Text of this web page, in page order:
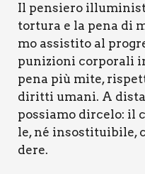
Il pen­sie­ro
tor­tu­ra e la pena di
mo assi­sti­to al
puni­zio­ni cor­po­ra­li
pena più mite,
dirit­ti uma­ni. A
pos­sia­mo dir­ce­lo: il
le, né inso­sti­tui­bi­le,
de­re.